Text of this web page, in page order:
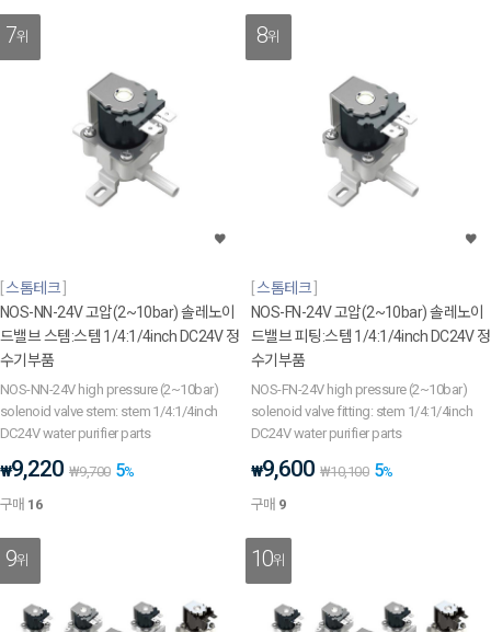
7위
스톰테크
NOS-NN-24V 고압(2~10bar) 솔레노이
드밸브 스템:스템 1/4:1/4inch DC24V 정
수기부품
NOS-NN-24V high pressure (2~10bar)
solenoid valve stem: stem 1/4:1/4inch
DC24V water purifier parts
₩9,220 ₩9,700 5%
구매 16
8위
스톰테크
NOS-FN-24V 고압(2~10bar) 솔레노이
드밸브 피팅:스템 1/4:1/4inch DC24V 정
수기부품
NOS-FN-24V high pressure (2~10bar)
solenoid valve fitting: stem 1/4:1/4inch
DC24V water purifier parts
₩9,600 ₩10,100 5%
구매 9
9위 10위